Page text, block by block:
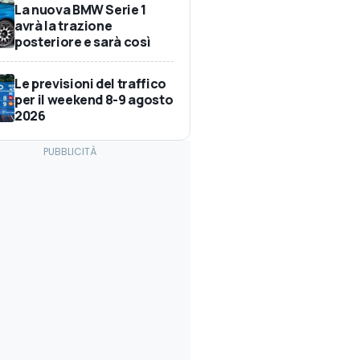
La nuova BMW Serie 1
avrà la trazione
posteriore e sarà così
Le previsioni del traffico
per il weekend 8-9 agosto
2026